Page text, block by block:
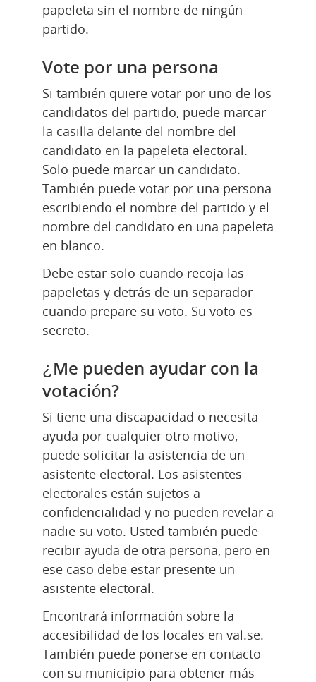
papeleta sin el nombre de ningún
partido.
Vote por una persona
Si también quiere votar por uno de los
candidatos del partido, puede marcar
la casilla delante del nombre del
candidato en la papeleta electoral.
Solo puede marcar un candidato.
También puede votar por una persona
escribiendo el nombre del partido y el
nombre del candidato en una papeleta
en blanco.
Debe estar solo cuando recoja las
papeletas y detrás de un separador
cuando prepare su voto. Su voto es
secreto.
¿Me pueden ayudar con la
votación?
Si tiene una discapacidad o necesita
ayuda por cualquier otro motivo,
puede solicitar la asistencia de un
asistente electoral. Los asistentes
electorales están sujetos a
confidencialidad y no pueden revelar a
nadie su voto. Usted también puede
recibir ayuda de otra persona, pero en
ese caso debe estar presente un
asistente electoral.
Encontrará información sobre la
accesibilidad de los locales en val.se.
También puede ponerse en contacto
con su municipio para obtener más